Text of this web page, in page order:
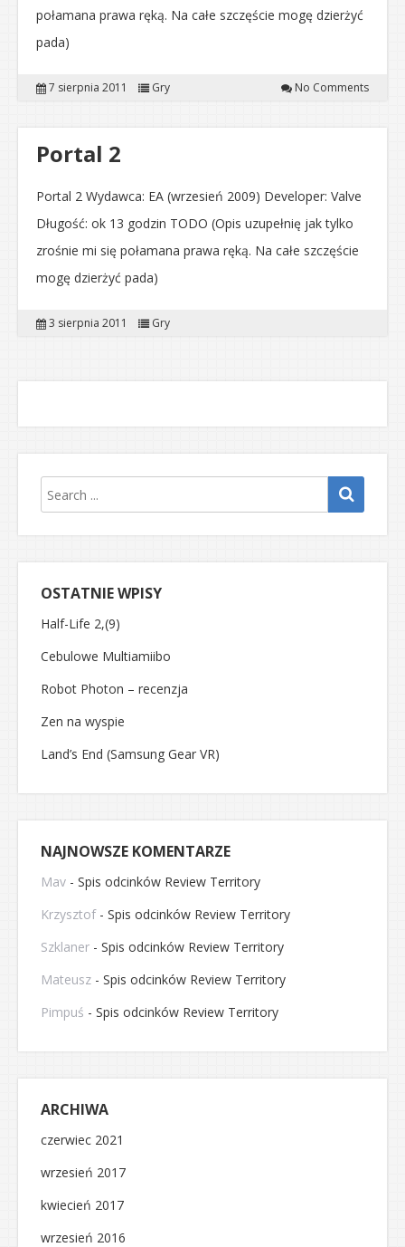
połamana prawa ręką. Na całe szczęście mogę dzierżyć
pada)
7 sierpnia 2011 Gry No Comments
Portal 2
Portal 2 Wydawca: EA (wrzesień 2009) Developer: Valve
Długość: ok 13 godzin TODO (Opis uzupełnię jak tylko
zrośnie mi się połamana prawa ręką. Na całe szczęście
mogę dzierżyć pada)
3 sierpnia 2011 Gry
OSTATNIE WPISY
Half-Life 2,(9)
Cebulowe Multiamiibo
Robot Photon – recenzja
Zen na wyspie
Land’s End (Samsung Gear VR)
NAJNOWSZE KOMENTARZE
Mav - Spis odcinków Review Territory
Krzysztof- Spis odcinków Review Territory
Szklaner - Spis odcinków Review Territory
Mateusz - Spis odcinków Review Territory
Pimpuś - Spis odcinków Review Territory
ARCHIWA
czerwiec 2021
wrzesień 2017
kwiecień 2017
wrzesień 2016